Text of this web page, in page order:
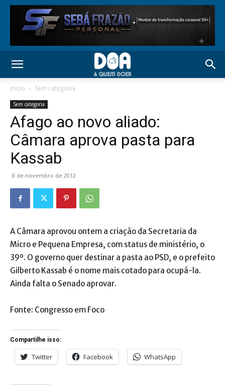
Início Sem categoria
Sem categoria
Afago ao novo aliado:
Câmara aprova pasta para
Kassab
8 de novembro de 2012
A Câmara aprovou ontem a criação da Secretaria da
Micro e Pequena Empresa, com status de ministério, o
39º. O governo quer destinar a pasta ao PSD, e o prefeito
Gilberto Kassab é o nome mais cotado para ocupá-la.
Ainda falta o Senado aprovar.
Fonte: Congresso em Foco
Compartilhe isso:
Twitter Facebook WhatsApp